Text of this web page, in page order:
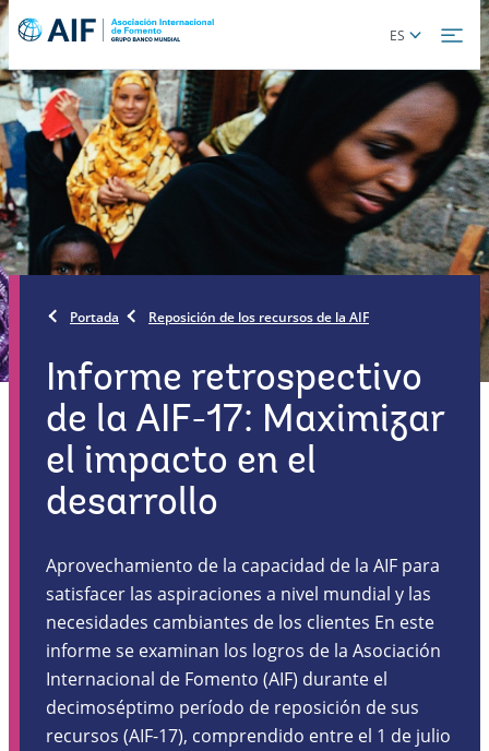
Skip
main
content
Global
toggler
ES
Portada Reposición de los recursos de la AIF
Informe retrospectivo
de la AIF-17: Maximizar
el impacto en el
desarrollo
Aprovechamiento de la capacidad de la AIF para
satisfacer las aspiraciones a nivel mundial y las
necesidades cambiantes de los clientes En este
informe se examinan los logros de la Asociación
Internacional de Fomento (AIF) durante el
decimoséptimo período de reposición de sus
recursos (AIF-17), comprendido entre el 1 de julio